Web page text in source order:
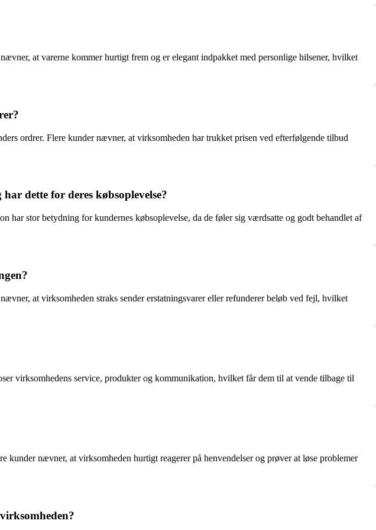
at varerne kommer hurtigt frem og er elegant indpakket med personlige hilsener, hvilket
ordrer. Flere kunder nævner, at virksomheden har trukket prisen ved efterfølgende tilbud
dette for deres købsoplevelse?
stor betydning for kundernes købsoplevelse, da de føler sig værdsatte og godt behandlet af
at virksomheden straks sender erstatningsvarer eller refunderer beløb ved fejl, hvilket
virksomhedens service, produkter og kommunikation, hvilket får dem til at vende tilbage til
nævner, at virksomheden hurtigt reagerer på henvendelser og prøver at løse problemer